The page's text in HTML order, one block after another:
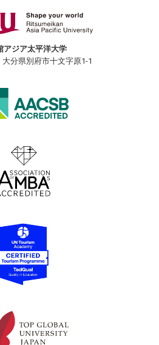
アジア太平洋大学
分県別府市十文字原1-1